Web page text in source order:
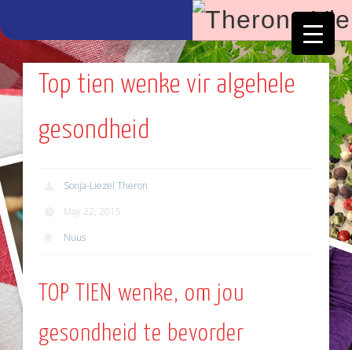
Top tien wenke vir algehele
gesondheid
Sonja-Liezel Theron
May 22, 2015
Nuus
TOP TIEN wenke, om jou
gesondheid te bevorder